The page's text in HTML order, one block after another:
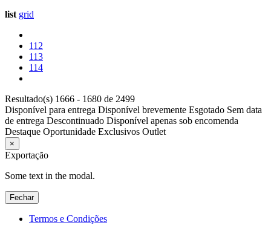
list grid
112
113
114
Resultado(s) 1666 - 1680 de 2499
Disponível para entrega Disponível brevemente Esgotado Sem data
de entrega Descontinuado Disponível apenas sob encomenda
Destaque Oportunidade Exclusivos Outlet
×
Exportação
Some text in the modal.
Fechar
Termos e Condições